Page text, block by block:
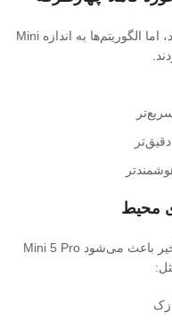
در Mini 4 Pro نیز سنسورها چهارطرفه بود، اما الگوریتم‌ها به اندازه Mini
محیط
پردازش تصویر‌ به‌صورت زنده و بدون تأخیر باعث می‌شود Mini 5 Pro